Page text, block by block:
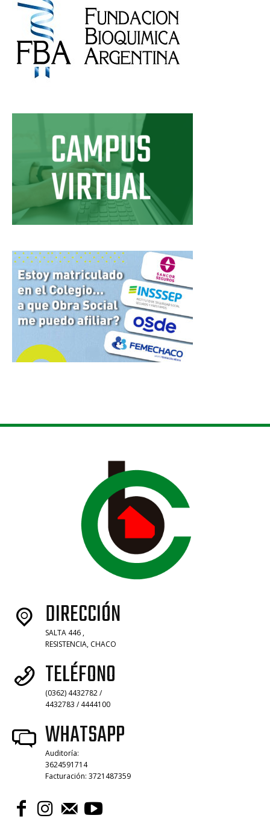
DIRECCIÓN
SALTA 446 ,
RESISTENCIA, CHACO
TELÉFONO
(0362) 4432782 /
4432783 / 4444100
WHATSAPP
Auditoría:
3624591714
Facturación: 3721487359